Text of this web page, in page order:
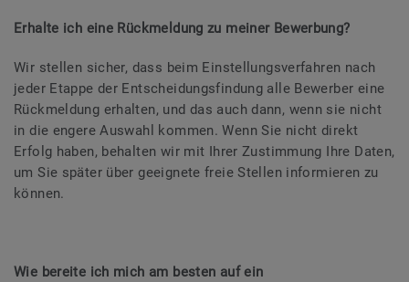
Erhalte ich eine Rückmeldung zu meiner Bewerbung?
Wir stellen sicher, dass beim Einstellungsverfahren nach
jeder Etappe der Entscheidungsfindung alle Bewerber eine
Rückmeldung erhalten, und das auch dann, wenn sie nicht
in die engere Auswahl kommen. Wenn Sie nicht direkt
Erfolg haben, behalten wir mit Ihrer Zustimmung Ihre Daten,
um Sie später über geeignete freie Stellen informieren zu
können.
Wie bereite ich mich am besten auf ein